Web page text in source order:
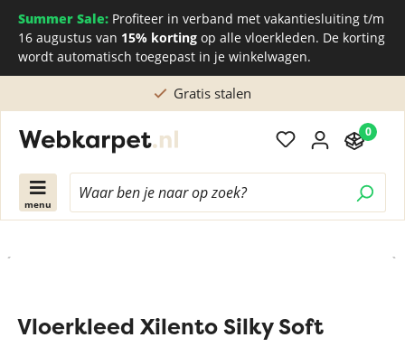
Summer Sale: Profiteer in verband met vakantiesluiting t/m
16 augustus van 15% korting op alle vloerkleden. De korting
wordt automatisch toegepast in je winkelwagen.
Rechtstreeks kopen bij de
menu
0
Vloerkleed Xilento Silky Soft